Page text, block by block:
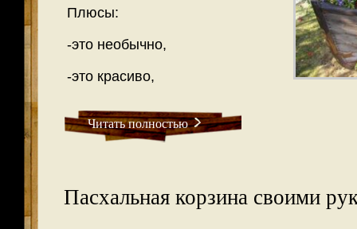
Плюсы:
-это необычно,
-это красиво,
Читать полностью
Пасхальная корзина своими